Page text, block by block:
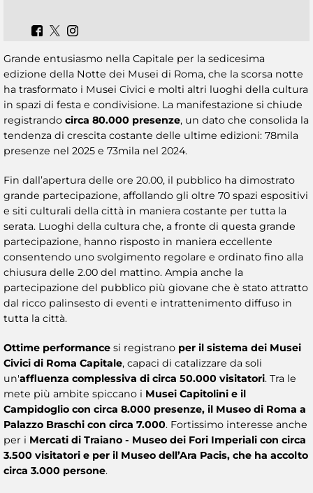
Grande entusiasmo nella Capitale per la sedicesima
edizione della Notte dei Musei di Roma, che la scorsa notte
ha trasformato i Musei Civici e molti altri luoghi della cultura
in spazi di festa e condivisione. La manifestazione si chiude
registrando circa 80.000 presenze, un dato che consolida la
tendenza di crescita costante delle ultime edizioni: 78mila
presenze nel 2025 e 73mila nel 2024.
Fin dall’apertura delle ore 20.00, il pubblico ha dimostrato
grande partecipazione, affollando gli oltre 70 spazi espositivi
e siti culturali della città in maniera costante per tutta la
serata. Luoghi della cultura che, a fronte di questa grande
partecipazione, hanno risposto in maniera eccellente
consentendo uno svolgimento regolare e ordinato fino alla
chiusura delle 2.00 del mattino. Ampia anche la
partecipazione del pubblico più giovane che è stato attratto
dal ricco palinsesto di eventi e intrattenimento diffuso in
tutta la città.
Ottime performance si registrano per il sistema dei Musei
Civici di Roma Capitale, capaci di catalizzare da soli
un'affluenza complessiva di circa 50.000 visitatori. Tra le
mete più ambite spiccano i Musei Capitolini e il
Campidoglio con circa 8.000 presenze, il Museo di Roma a
Palazzo Braschi con circa 7.000. Fortissimo interesse anche
per i Mercati di Traiano - Museo dei Fori Imperiali con circa
3.500 visitatori e per il Museo dell’Ara Pacis, che ha accolto
circa 3.000 persone.